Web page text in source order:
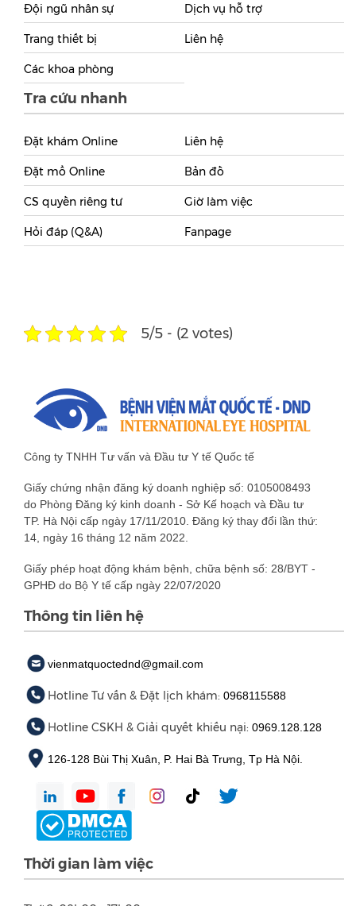
Đội ngũ nhân sự
Trang thiết bị
Các khoa phòng
Dịch vụ hỗ trợ
Liên hệ
Tra cứu nhanh
Đặt khám Online
Đặt mổ Online
CS quyền riêng tư
Hỏi đáp (Q&A)
Liên hệ
Bản đồ
Giờ làm việc
Fanpage
5/5 - (2 votes)
Công ty TNHH Tư vấn và Đầu tư Y tế Quốc tế
Giấy chứng nhận đăng ký doanh nghiệp số: 0105008493
do Phòng Đăng ký kinh doanh - Sở Kế hoạch và Đầu tư
TP. Hà Nội cấp ngày 17/11/2010. Đăng ký thay đổi lần thứ:
14, ngày 16 tháng 12 năm 2022.
Giấy phép hoạt động khám bệnh, chữa bệnh số: 28/BYT -
GPHĐ do Bộ Y tế cấp ngày 22/07/2020
Thông tin liên hệ
vienmatquoctednd@gmail.com
Hotline Tư vấn & Đặt lịch khám: 0968115588
Hotline CSKH & Giải quyết khiếu nại: 0969.128.128
126-128 Bùi Thị Xuân, P. Hai Bà Trưng, Tp Hà Nội.
Thời gian làm việc